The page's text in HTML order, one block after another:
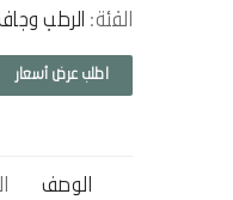
الفئة: الرطب
اطلب عرض أسعار
الوصف